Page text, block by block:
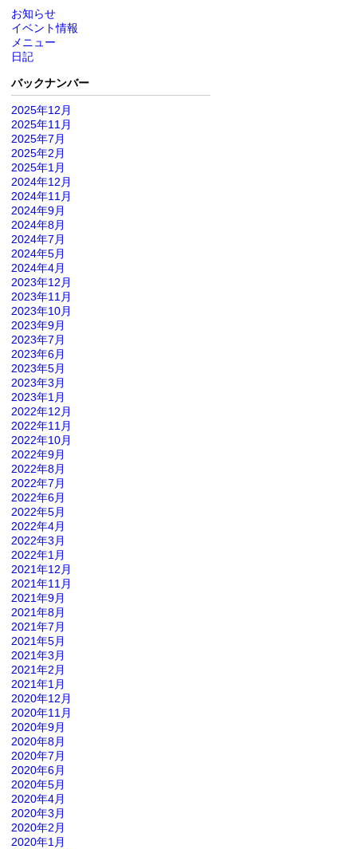
お知らせ
イベント情報
メニュー
日記
バックナンバー
2025年12月
2025年11月
2025年7月
2025年2月
2025年1月
2024年12月
2024年11月
2024年9月
2024年8月
2024年7月
2024年5月
2024年4月
2023年12月
2023年11月
2023年10月
2023年9月
2023年7月
2023年6月
2023年5月
2023年3月
2023年1月
2022年12月
2022年11月
2022年10月
2022年9月
2022年8月
2022年7月
2022年6月
2022年5月
2022年4月
2022年3月
2022年1月
2021年12月
2021年11月
2021年9月
2021年8月
2021年7月
2021年5月
2021年3月
2021年2月
2021年1月
2020年12月
2020年11月
2020年9月
2020年8月
2020年7月
2020年6月
2020年5月
2020年4月
2020年3月
2020年2月
2020年1月